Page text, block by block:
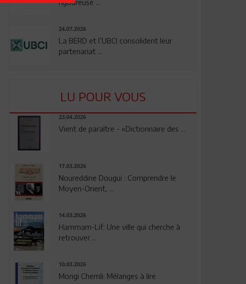
rigoureuse ...
24.07.2026
La BERD et l’UBCI consolident leur
partenariat ...
LU POUR VOUS
23.04.2026
Vient de paraître - «Dictionnaire des ...
17.03.2026
Noureddine Dougui : Comprendre le
Moyen-Orient, ...
14.03.2026
Hammam-Lif: Une ville qui cherche à
retrouver ...
10.03.2026
Mongi Chemli: Mélanges à lire